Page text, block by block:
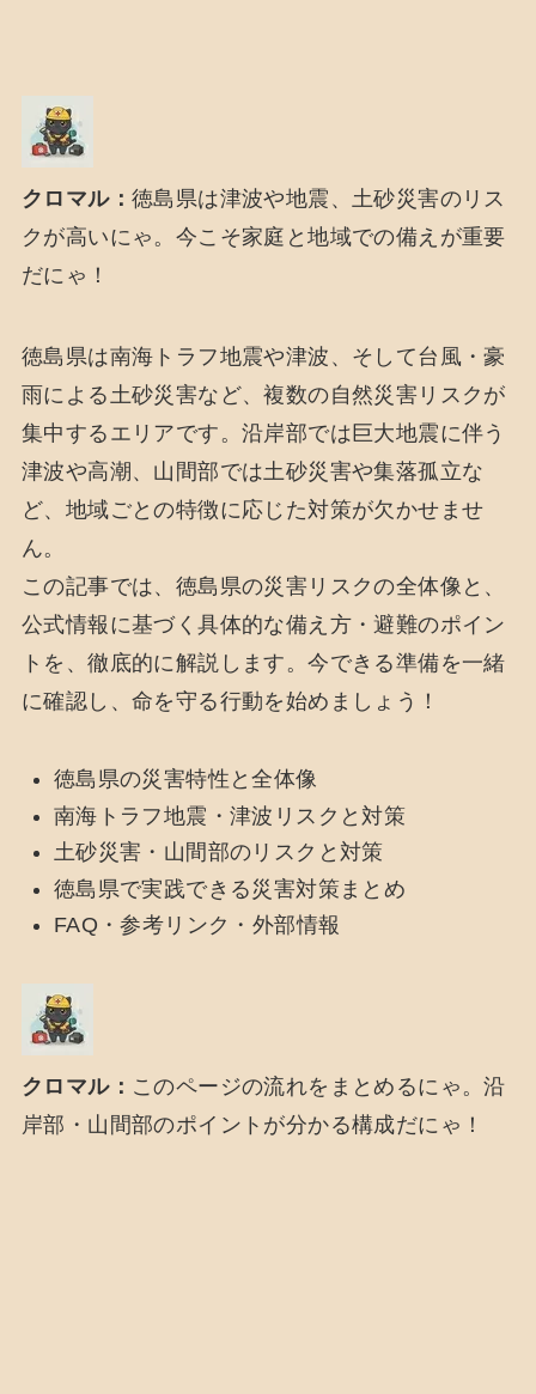
クロマル： 徳島県は津波や地震、土砂災害のリス
クが高いにゃ。今こそ家庭と地域での備えが重要
だにゃ！
徳島県は南海トラフ地震や津波、そして台風・豪
雨による土砂災害など、複数の自然災害リスクが
集中するエリアです。沿岸部では巨大地震に伴う
津波や高潮、山間部では土砂災害や集落孤立な
ど、地域ごとの特徴に応じた対策が欠かせませ
ん。
この記事では、徳島県の災害リスクの全体像と、
公式情報に基づく具体的な備え方・避難のポイン
トを、徹底的に解説します。今できる準備を一緒
に確認し、命を守る行動を始めましょう！
徳島県の災害特性と全体像
南海トラフ地震・津波リスクと対策
土砂災害・山間部のリスクと対策
徳島県で実践できる災害対策まとめ
FAQ・参考リンク・外部情報
クロマル： このページの流れをまとめるにゃ。沿
岸部・山間部のポイントが分かる構成だにゃ！